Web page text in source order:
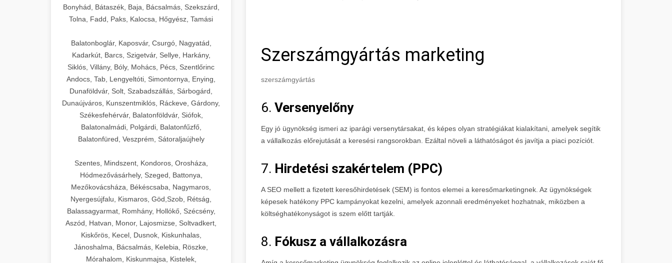
Bonyhád, Bátaszék, Baja, Bácsalmás, Szekszárd,
Tolna, Fadd, Paks, Kalocsa, Hőgyész, Tamási
Balatonboglár, Kaposvár, Csurgó, Nagyatád,
Kadarkút, Barcs, Szigetvár, Sellye, Harkány,
Siklós, Villány, Bóly, Mohács, Pécs, Szentlőrinc
Andocs, Tab, Lengyeltóti, Simontornya, Enying,
Dunaföldvár, Solt, Szabadszállás, Sárbogárd,
Dunaújváros, Kunszentmiklós, Ráckeve, Gárdony,
Székesfehérvár, Balatonföldvár, Siófok,
Balatonalmádi, Polgárdi, Balatonfűzfő,
Balatonfüred, Veszprém, Sátoraljaújhely
Szentes, Mindszent, Kondoros, Orosháza,
Hódmezővásárhely, Szeged, Battonya,
Mezőkovácsháza, Békéscsaba, Nagymaros,
Nyergesújfalu, Kismaros, Göd,Szob, Rétság,
Balassagyarmat, Romhány, Hollókő, Szécsény,
Aszód, Hatvan, Monor, Lajosmizse, Soltvadkert,
Kiskőrös, Kecel, Dusnok, Kiskunhalas,
Jánoshalma, Bácsalmás, Kelebia, Röszke,
Mórahalom, Kiskunmajsa, Kistelek,
Szerszámgyártás marketing
szerszámgyártás
6. Versenyelőny
Egy jó ügynökség ismeri az iparági versenytársakat, és képes olyan stratégiákat kialakítani, amelyek segítik
a vállalkozás előrejutását a keresési rangsorokban. Ezáltal növeli a láthatóságot és javítja a piaci pozíciót.
7. Hirdetési szakértelem (PPC)
A SEO mellett a fizetett keresőhirdetések (SEM) is fontos elemei a keresőmarketingnek. Az ügynökségek
képesek hatékony PPC kampányokat kezelni, amelyek azonnali eredményeket hozhatnak, miközben a
költséghatékonyságot is szem előtt tartják.
8. Fókusz a vállalkozásra